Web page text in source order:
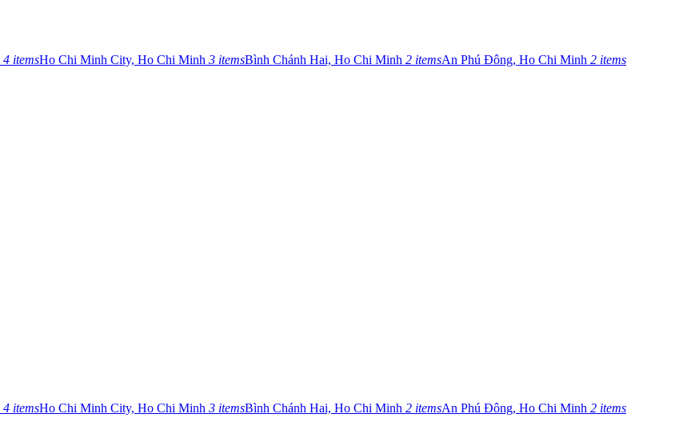
4 itemsHo Chi Minh City, Ho Chi Minh 3 itemsBình Chánh Hai, Ho Chi Minh 2 itemsAn Phú Đông, Ho Chi Minh 2 items
4 itemsHo Chi Minh City, Ho Chi Minh 3 itemsBình Chánh Hai, Ho Chi Minh 2 itemsAn Phú Đông, Ho Chi Minh 2 items